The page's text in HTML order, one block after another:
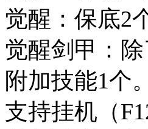
觉醒：保底2
觉醒剑甲：
附加技能1个。
支持挂机（